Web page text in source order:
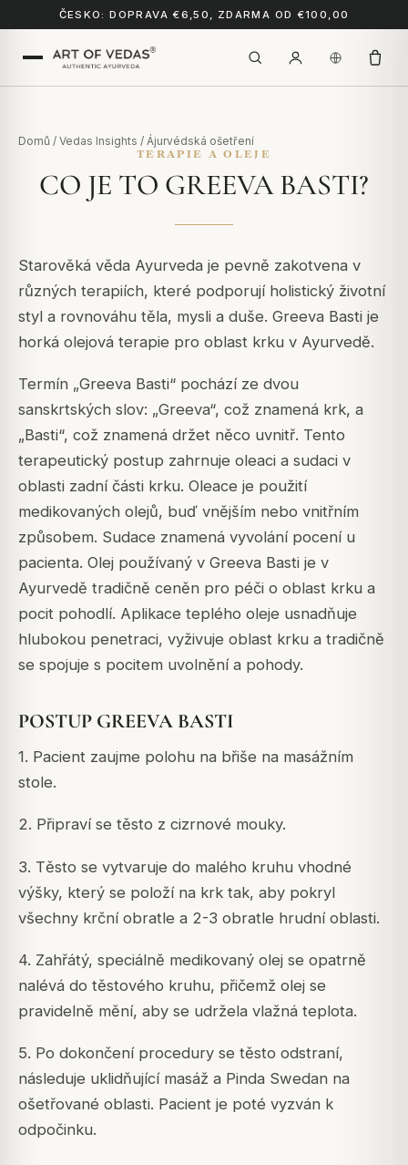
ČESKO: DOPRAVA €6,50, ZDARMA OD €100,00
Domů / Vedas Insights / Ájurvédská ošetření
TERAPIE A OLEJE
CO JE TO GREEVA BASTI?
Starověká věda Ayurveda je pevně zakotvena v
různých terapiích, které podporují holistický životní
styl a rovnováhu těla, mysli a duše. Greeva Basti je
horká olejová terapie pro oblast krku v Ayurvedě.
Termín „Greeva Basti“ pochází ze dvou
sanskrtských slov: „Greeva“, což znamená krk, a
„Basti“, což znamená držet něco uvnitř. Tento
terapeutický postup zahrnuje oleaci a sudaci v
oblasti zadní části krku. Oleace je použití
medikovaných olejů, buď vnějším nebo vnitřním
způsobem. Sudace znamená vyvolání pocení u
pacienta. Olej používaný v Greeva Basti je v
Ayurvedě tradičně ceněn pro péči o oblast krku a
pocit pohodlí. Aplikace teplého oleje usnadňuje
hlubokou penetraci, vyživuje oblast krku a tradičně
se spojuje s pocitem uvolnění a pohody.
POSTUP GREEVA BASTI
1. Pacient zaujme polohu na břiše na masážním
stole.
2. Připraví se těsto z cizrnové mouky.
3. Těsto se vytvaruje do malého kruhu vhodné
výšky, který se položí na krk tak, aby pokryl
všechny krční obratle a 2-3 obratle hrudní oblasti.
4. Zahřátý, speciálně medikovaný olej se opatrně
nalévá do těstového kruhu, přičemž olej se
pravidelně mění, aby se udržela vlažná teplota.
5. Po dokončení procedury se těsto odstraní,
následuje uklidňující masáž a Pinda Swedan na
ošetřované oblasti. Pacient je poté vyzván k
odpočinku.